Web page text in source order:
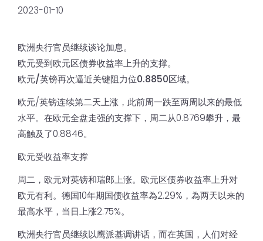
2023-01-10
欧洲央行官员继续谈论加息。
欧元受到欧元区债券收益率上升的支撑。
欧元/英镑再次逼近关键阻力位0.8850区域。
欧元/英镑连续第二天上涨，此前周一跌至两周以来的最低
水平。在欧元全盘走强的支撑下，周二从0.8769攀升，最
高触及了0.8846。
欧元受收益率支撑
周二，欧元对英镑和瑞郎上涨。欧元区债券收益率上升对
欧元有利。德国10年期国债收益率為2.29%，為两天以来的
最高水平，当日上涨2.75%。
欧洲央行官员继续以鹰派基调讲话，而在英国，人们对经